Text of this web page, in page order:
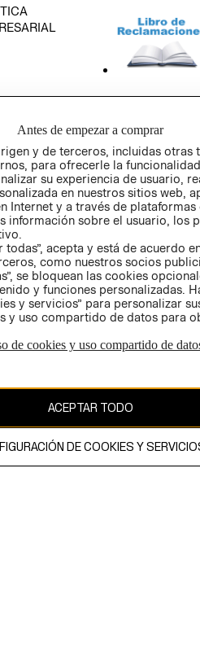
GIFT CARD
AVISO DE
AB
Antes de empezar a comprar
y de terceros, incluidas otras
para ofrecerle la
su experiencia de usuario,
en nuestros sitios web,
Internet y a través de plataformas
información sobre el usuario, los
todas”, acepta y está de acuerdo
como nuestros socios
se bloquean las cookies
y funciones personalizadas.
y servicios” para personalizar
y uso compartido de datos para
de cookies y uso compartido de
ACEPTAR TODO
DE COOKIES Y